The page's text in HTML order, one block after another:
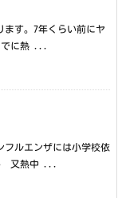
ます。7年くらい前にヤ
でに熱 ...
ルエンザには小学校依
又熱中 ...